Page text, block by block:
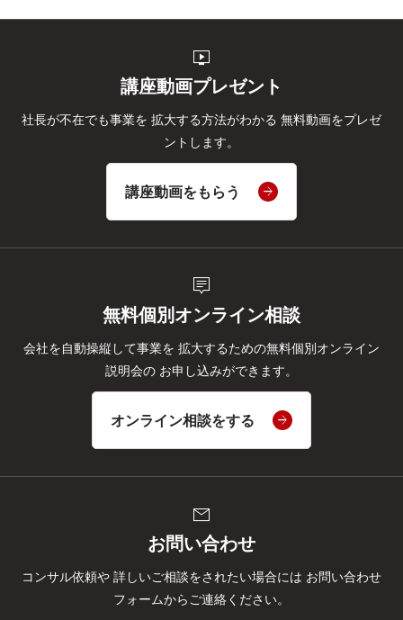
live_tv
講座動画プレゼント
社長が不在でも事業を 拡大する方法がわかる 無料動画をプレゼ
ントします。
講座動画をもらう
tooltip_2
無料個別オンライン相談
会社を自動操縦して事業を 拡大するための無料個別オンライン
説明会の お申し込みができます。
オンライン相談をする
mail
お問い合わせ
コンサル依頼や 詳しいご相談をされたい場合には お問い合わせ
フォームからご連絡ください。